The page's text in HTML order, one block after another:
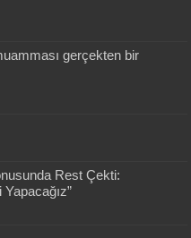
gerçekten bir
Rest Çekti: